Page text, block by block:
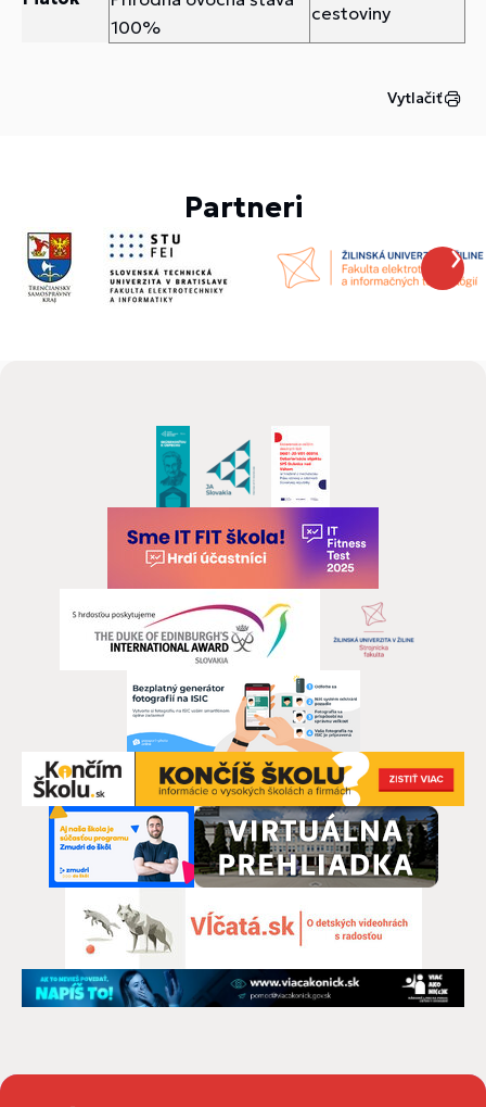
100%
cestoviny
Vytlačiť
Partneri